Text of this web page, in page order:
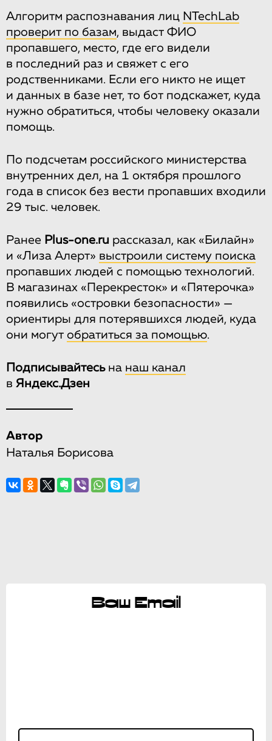
Алгоритм распознавания лиц NTechLab
проверит по базам, выдаст ФИО
пропавшего, место, где его видели
в последний раз и свяжет с его
родственниками. Если его никто не ищет
и данных в базе нет, то бот подскажет, куда
нужно обратиться, чтобы человеку оказали
помощь.
По подсчетам российского министерства
внутренних дел, на 1 октября прошлого
года в список без вести пропавших входили
29 тыс. человек.
Ранее Plus-one.ru рассказал, как «Билайн»
и «Лиза Алерт» выстроили систему поиска
пропавших людей с помощью технологий.
В магазинах «Перекресток» и «Пятерочка»
появились «островки безопасности» —
ориентиры для потерявшихся людей, куда
они могут обратиться за помощью.
Подписывайтесьна наш канал
в Яндекс.Дзен
Автор
Наталья Борисова
Ваш Email